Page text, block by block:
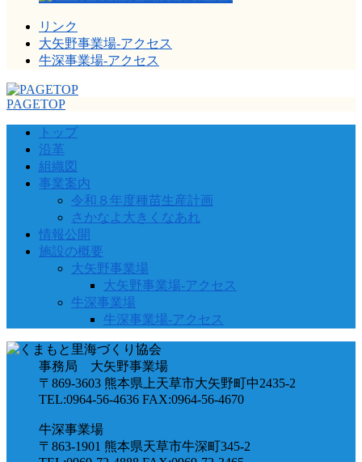
リンク
大矢野事業場-アクセス
牛深事業場-アクセス
PAGETOP
トップ
沿革
組織図
事業案内
令和８年度種苗生産計画
さかなよ大きくなあれ
情報公開
施設の概要
大矢野事業場
大矢野事業場-アクセス
牛深事業場
牛深事業場-アクセス
事務局 大矢野事業場
〒869-3603 熊本県上天草市大矢野町中2435-2
TEL:0964-56-4636 FAX:0964-56-4670
牛深事業場
〒863-1901 熊本県天草市牛深町345-2